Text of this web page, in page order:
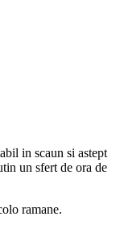
in scaun si astept
un sfert de ora de
ramane.